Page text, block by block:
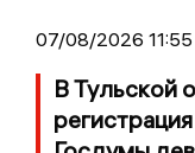
07/08/2026 11:55
В Тульской